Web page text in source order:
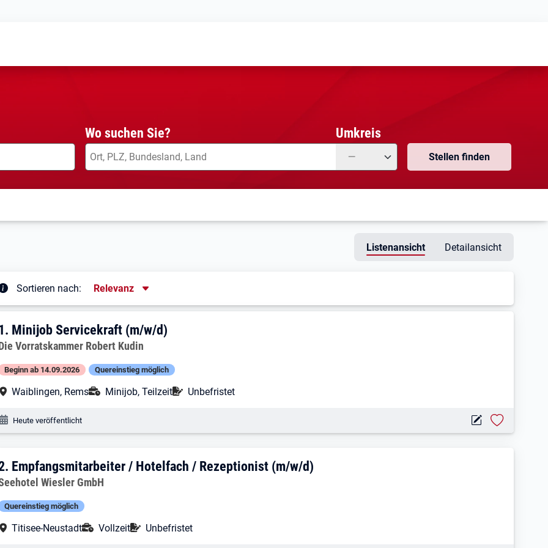
Wo suchen Sie? Umkreis
— Stellen finden
Listenansicht Detailansicht
Sortieren nach: Sortierung
Relevanz
Ergebnis: Minijob Servicekraft (m/w/d)
Minijob Servicekraft (m/w/d)
Vorratskammer Robert Kudin
Beginn ab 14.09.2026 Quereinstieg möglich
Arbeitsort:
Waiblingen, Rems Anstellungsart:
Minijob, Teilzeit Befristung:
Unbefristet
Veröffentlichungsdatum:
Heute veröffentlicht
Ergebnis: Empfangsmitarbeiter / Hotelfach / Rezeptionist (m/w/d)
Empfangsmitarbeiter / Hotelfach / Rezeptionist (m/w/d)
Wiesler GmbH
Quereinstieg möglich
Arbeitsort:
Titisee-Neustadt Anstellungsart:
Vollzeit Befristung:
Unbefristet